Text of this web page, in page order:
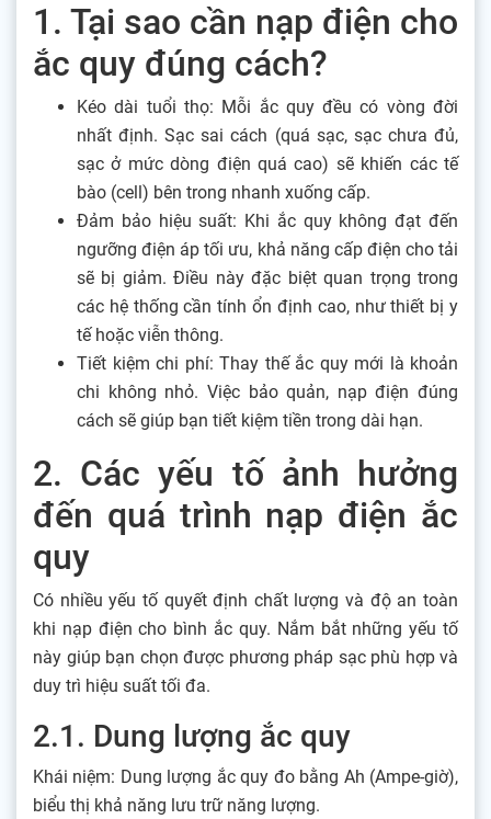
1. Tại sao cần nạp điện cho
ắc quy đúng cách?
Kéo dài tuổi thọ: Mỗi ắc quy đều có vòng đời
nhất định. Sạc sai cách (quá sạc, sạc chưa đủ,
sạc ở mức dòng điện quá cao) sẽ khiến các tế
bào (cell) bên trong nhanh xuống cấp.
Đảm bảo hiệu suất: Khi ắc quy không đạt đến
ngưỡng điện áp tối ưu, khả năng cấp điện cho tải
sẽ bị giảm. Điều này đặc biệt quan trọng trong
các hệ thống cần tính ổn định cao, như thiết bị y
tế hoặc viễn thông.
Tiết kiệm chi phí: Thay thế ắc quy mới là khoản
chi không nhỏ. Việc bảo quản, nạp điện đúng
cách sẽ giúp bạn tiết kiệm tiền trong dài hạn.
2. Các yếu tố ảnh hưởng
đến quá trình nạp điện ắc
quy
Có nhiều yếu tố quyết định chất lượng và độ an toàn
khi nạp điện cho bình ắc quy. Nắm bắt những yếu tố
này giúp bạn chọn được phương pháp sạc phù hợp và
duy trì hiệu suất tối đa.
2.1. Dung lượng ắc quy
Khái niệm: Dung lượng ắc quy đo bằng Ah (Ampe-giờ),
biểu thị khả năng lưu trữ năng lượng.